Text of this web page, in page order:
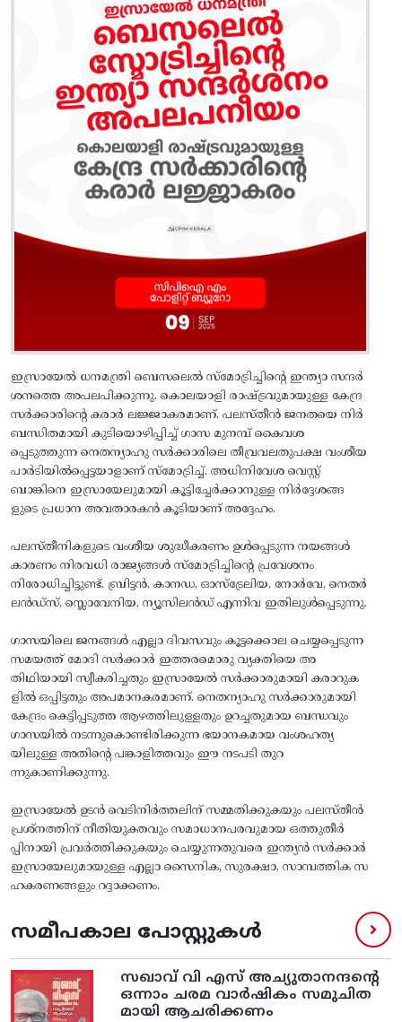
ഇസ്രായേൽ ധനമന്ത്രി ബെസലെൽ സ്മോട്രിച്ചിന്റെ ഇന്ത്യാ സന്ദർ
ശനത്തെ അപലപിക്കുന്നു. കൊലയാളി രാഷ്‌ട്രവുമായുള്ള കേന്ദ്ര
സർക്കാരിന്റെ കരാർ ലജ്ജാകരമാണ്. പലസ്തീൻ ജനതയെ നിർ
ബന്ധിതമായി കുടിയൊഴിപ്പിച്ച് ഗാസ മുനമ്പ് കൈവശ
പ്പെടുത്തുന്ന നെതന്യാഹു സർക്കാരിലെ തീവ്രവലതുപക്ഷ വംശീയ
പാർടിയിൽപ്പെട്ടയാളാണ് സ്മോട്രിച്ച്. അധിനിവേശ വെസ്റ്റ്
ബാങ്കിനെ ഇസ്രായേലുമായി കൂട്ടിച്ചേർക്കാനുള്ള നിർദ്ദേശങ്ങ
ളുടെ പ്രധാന അവതാരകൻ കൂടിയാണ് അദ്ദേഹം.
പലസ്തീനികളുടെ വംശീയ ശുദ്ധീകരണം ഉൾപ്പെടുന്ന നയങ്ങൾ
കാരണം നിരവധി രാജ്യങ്ങൾ സ്മോട്രിച്ചിന്റെ പ്രവേശനം
നിരോധിച്ചിട്ടുണ്ട്. ബ്രിട്ടൻ, കാനഡ, ഓസ്ട്രേലിയ, നോർവേ, നെതർ
ലൻഡ്സ്, സ്ലൊവേനിയ, ന്യൂസിലൻഡ് എന്നിവ ഇതിലുൾപ്പെടുന്നു.
ഗാസയിലെ ജനങ്ങൾ എല്ലാ ദിവസവും കൂട്ടക്കൊല ചെയ്യപ്പെടുന്ന
സമയത്ത് മോദി സർക്കാർ ഇത്തരമൊരു വ്യക്തിയെ അ
തിഥിയായി സ്വീകരിച്ചതും ഇസ്രായേൽ സർക്കാരുമായി കരാറുക
ളിൽ ഒപ്പിട്ടതും അപമാനകരമാണ്‌. നെതന്യാഹു സർക്കാരുമായി
കേന്ദ്രം കെട്ടിപ്പടുത്ത ആഴത്തിലുള്ളതും ഉറച്ചതുമായ ബന്ധവും
ഗാസയിൽ നടന്നുകൊണ്ടിരിക്കുന്ന ഭയാനകമായ വംശഹത്യ
യിലുള്ള അതിന്റെ പങ്കാളിത്തവും ഈ നടപടി തുറ
ന്നുകാണിക്കുന്നു.
ഇസ്രായേൽ ഉടൻ വെടിനിർത്തലിന് സമ്മതിക്കുകയും പലസ്തീൻ
പ്രശ്നത്തിന് നീതിയുക്തവും സമാധാനപരവുമായ ഒത്തുതീർ
പ്പിനായി പ്രവർത്തിക്കുകയും ചെയ്യുന്നതുവരെ ഇന്ത്യൻ സർക്കാർ
ഇസ്രായേലുമായുള്ള എല്ലാ സൈനിക, സുരക്ഷാ, സാമ്പത്തിക സ
ഹകരണങ്ങളും റദ്ദാക്കണം.
സമീപകാല പോസ്റ്റുകൾ
സഖാവ് വി എസ്‌ അച്യുതാനന്ദന്റെ
ഒന്നാം ചരമ വാര്‍ഷികം സമുചിത
മായി ആചരിക്കണം